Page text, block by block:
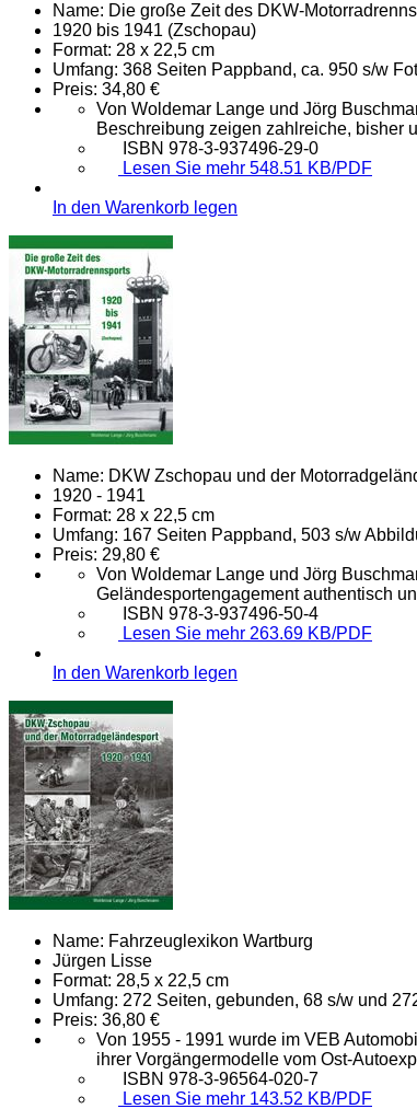
Name: Die große Zeit des DKW-
1920 bis 1941 (Zschopau)
Format: 28 x 22,5 cm
Umfang: 368 Seiten Pappband, ca. 950 s/w
Preis: 34,80 €
Von Woldemar Lange und Jörg
Beschreibung zeigen zahlreiche, bisher
ISBN 978-3-937496-29-0
Lesen Sie mehr 548.51 KB/PDF
In den Warenkorb legen
Name: DKW Zschopau und der
1920 - 1941
Format: 28 x 22,5 cm
Umfang: 167 Seiten Pappband, 503 s/w
Preis: 29,80 €
Von Woldemar Lange und Jörg
Geländesportengagement authentisch
ISBN 978-3-937496-50-4
Lesen Sie mehr 263.69 KB/PDF
In den Warenkorb legen
Name: Fahrzeuglexikon Wartburg
Jürgen Lisse
Format: 28,5 x 22,5 cm
Umfang: 272 Seiten, gebunden, 68 s/w und
Preis: 36,80 €
Von 1955 - 1991 wurde im VEB
ihrer Vorgängermodelle vom Ost-
ISBN 978-3-96564-020-7
Lesen Sie mehr 143.52 KB/PDF